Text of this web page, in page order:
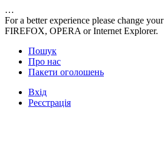
…
For a better experience please change
FIREFOX, OPERA or Internet Explorer.
Пошук
Про нас
Пакети оголошень
Вхід
Реєстрація